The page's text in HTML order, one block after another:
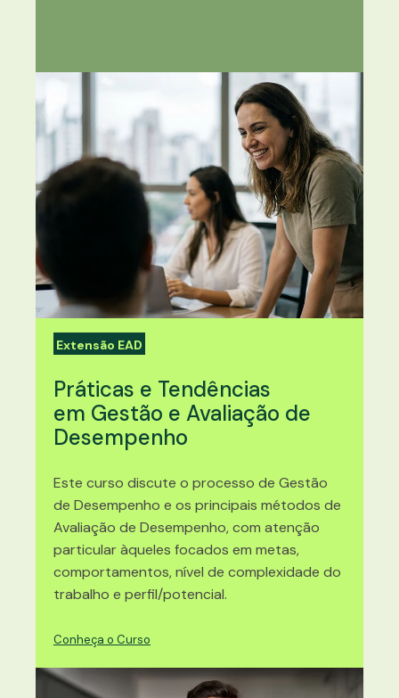
Extensão EAD
Práticas e Tendências
em Gestão e Avaliação de
Desempenho
Este curso discute o processo de Gestão
de Desempenho e os principais métodos de
Avaliação de Desempenho, com atenção
particular àqueles focados em metas,
comportamentos, nível de complexidade do
trabalho e perfil/potencial.
Conheça o Curso